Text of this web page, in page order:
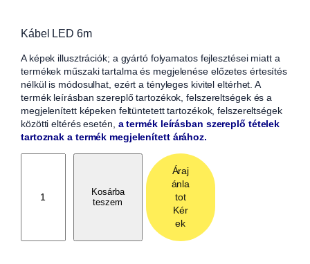
Kábel LED 6m
A képek illusztrációk; a gyártó folyamatos fejlesztései miatt a
termékek műszaki tartalma és megjelenése előzetes értesítés
nélkül is módosulhat, ezért a tényleges kivitel eltérhet. A
termék leírásban szereplő tartozékok, felszereltségek és a
megjelenített képeken feltüntetett tartozékok, felszereltségek
közötti eltérés esetén, a termék leírásban szereplő tételek
tartoznak a termék megjelenített árához.
Kosárba
teszem
Áraj
ánla
tot
Kér
ek